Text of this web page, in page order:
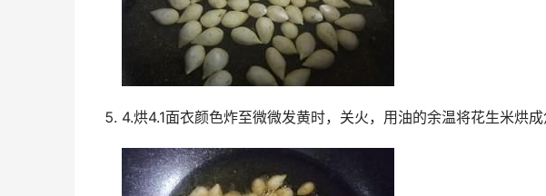
4.烘4.1面衣颜色炸至微微发黄时，关火，用油的余温将花生米烘成